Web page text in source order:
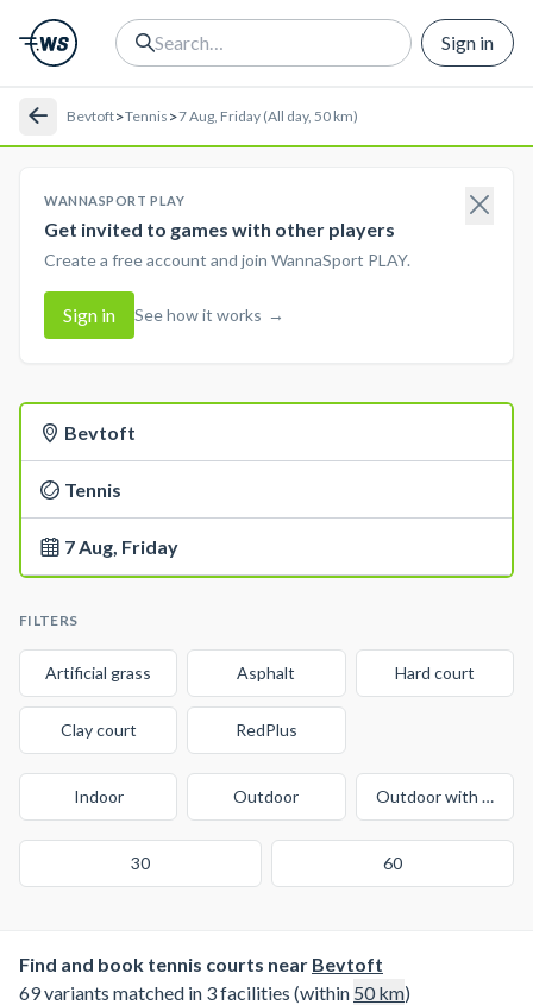
Sign in
Bevtoft>Tennis >7 Aug, Friday (All day, 50 km)
WANNASPORT PLAY
Get invited to games with other players
Create a free account and join WannaSport PLAY.
Sign in See how it works →
Bevtoft
Tennis
7 Aug, Friday
FILTERS
Artificial grass Asphalt Hard court
Clay court RedPlus
Indoor Outdoor Outdoor with cover
30 60
Find and book tennis courts near Bevtoft
69 variants matched in 3 facilities (within 50km)